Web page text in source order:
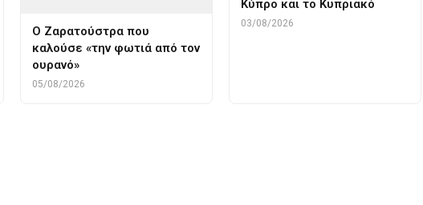
Ο Ζαρατούστρα που
καλούσε «την φωτιά από τον
ουρανό»
05/08/2026
Κύπρο και το Κυπριακό
03/08/2026